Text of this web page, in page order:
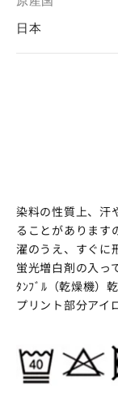
日本
染料の性質上、汗
ることがあります
濯のうえ、すぐに
蛍光増白剤の入っ
ﾀﾝﾌﾞﾙ（乾燥機）
プリント部分アイ